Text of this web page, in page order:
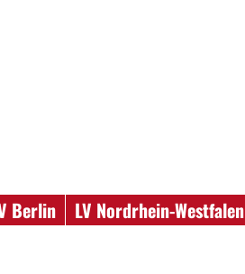
Berlin LV Nordrhein-Westfalen